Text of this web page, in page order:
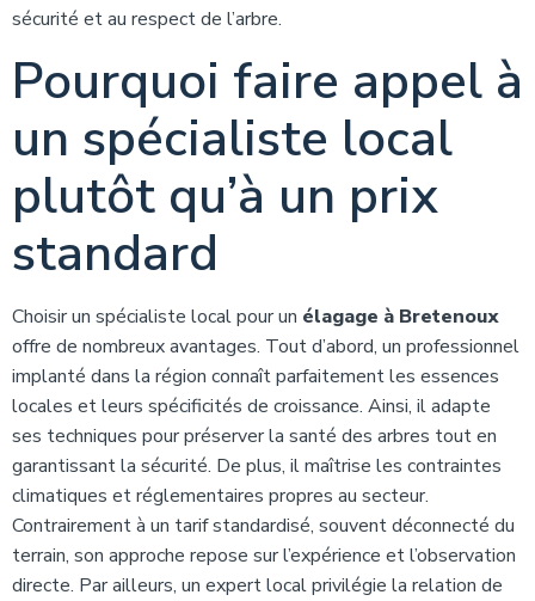
sécurité et au respect de l’arbre.
Pourquoi faire appel à
un spécialiste local
plutôt qu’à un prix
standard
Choisir un spécialiste local pour un élagage à Bretenoux
offre de nombreux avantages. Tout d’abord, un professionnel
implanté dans la région connaît parfaitement les essences
locales et leurs spécificités de croissance. Ainsi, il adapte
ses techniques pour préserver la santé des arbres tout en
garantissant la sécurité. De plus, il maîtrise les contraintes
climatiques et réglementaires propres au secteur.
Contrairement à un tarif standardisé, souvent déconnecté du
terrain, son approche repose sur l’expérience et l’observation
directe. Par ailleurs, un expert local privilégie la relation de